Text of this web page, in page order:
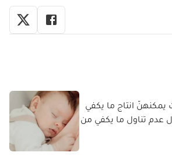
يمكنهنّ انتاج ما يكفي
عدم تناول ما يكفي من